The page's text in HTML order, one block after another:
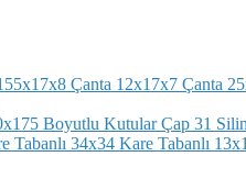
Çanta 12x17x7 Çanta
Boyutlu KutularÇap 31
Tabanlı 34x34 Kare Tabanlı